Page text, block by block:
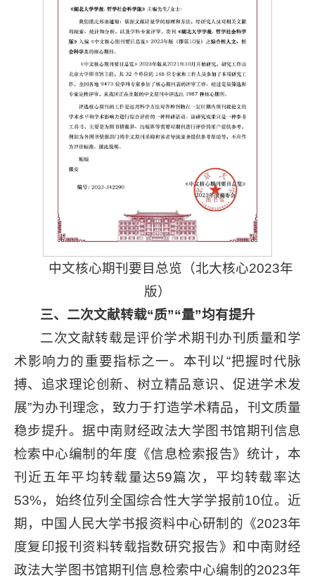
中文核心期刊要目总览（北大核心2023年
版）
三、二次文献转载“质”“量”均有提升
二次文献转载是评价学术期刊办刊质量和学
术影响力的重要指标之一。本刊以“把握时代脉
搏、追求理论创新、树立精品意识、促进学术发
展”为办刊理念，致力于打造学术精品，刊文质量
稳步提升。据中南财经政法大学图书馆期刊信息
检索中心编制的年度《信息检索报告》统计，本
刊近五年平均转载量达59篇次，平均转载率达
53%，始终位列全国综合性大学学报前10位。近
期，中国人民大学书报资料中心研制的《2023年
度复印报刊资料转载指数研究报告》和中南财经
政法大学图书馆期刊信息检索中心编制的2023年